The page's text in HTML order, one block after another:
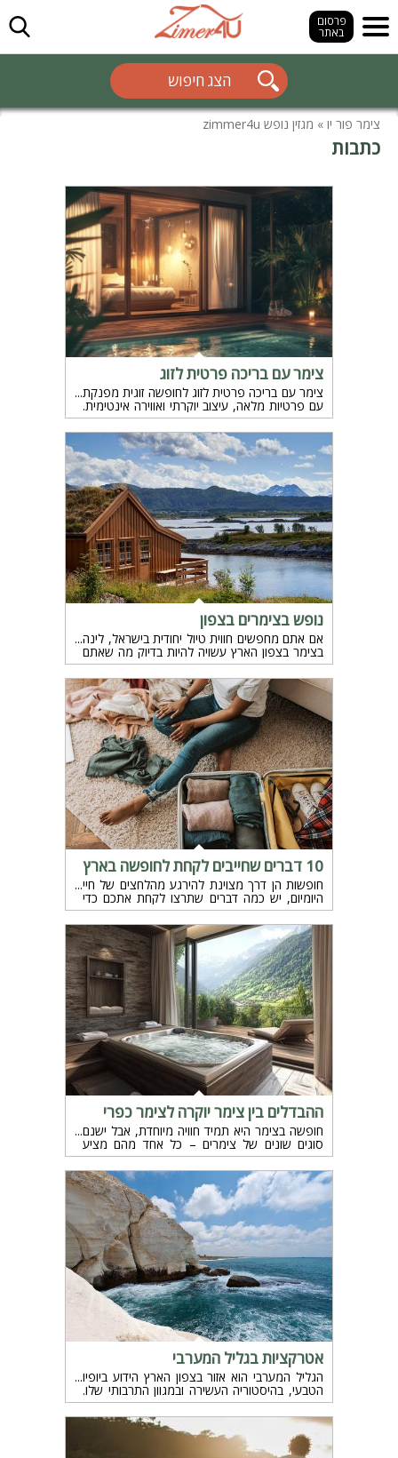
פרסום
באתר
הצג חיפוש
חפש
צימר פור יו » מגזין נופש zimmer4u
כתבות
צימר עם בריכה פרטית לזוג
צימר עם בריכה פרטית לזוג לחופשה זוגית מפנקת
עם פרטיות מלאה, עיצוב יוקרתי ואווירה אינטימית.
הזמן המושלם להתחבר ולברוח מהשגרה.
נופש בצימרים בצפון
אם אתם מחפשים חווית טיול יחודית בישראל, לינה
בצימר בצפון הארץ עשויה להיות בדיוק מה שאתם
מחפשים.
10 דברים שחייבים לקחת לחופשה בארץ
חופשות הן דרך מצוינת להירגע מהלחצים של חיי
היומיום, יש כמה דברים שתרצו לקחת אתכם כדי
להבטיח לכם טיול נוח ומהנה. הנה עשרה דברים
שאתם חייבים לקחת לחופשה בארץ..
ההבדלים בין צימר יוקרה לצימר כפרי
חופשה בצימר היא תמיד חוויה מיוחדת, אבל ישנם
סוגים שונים של צימרים – כל אחד מהם מציע
חוויה שונה, מה שיכול להשפיע על הבחירה שלכם
בהתאם להעדפות האישיות ולצורכי החופשה. האם
אתם מחפשים חופשה רומנטית ונעימה עם נגיעות
של יוקרה, או שאתם מעדיפים להתחבר יותר לטבע
ולהרגיש את החיבור הכפרי האותנטי? הבדל חשוב
נוסף בין הצימרים הוא כמובן המחיר, המיקום,
והשירותים שמוצעים. אז מה מתאים לכם יותר –
צימר יוקרה או צימר כפרי? בואו נבחן את ההבדלים
ונסייע לכם להחליט.
אטרקציות בגליל המערבי
הגליל המערבי הוא אזור בצפון הארץ הידוע ביופיו
הטבעי, בהיסטוריה העשירה ובמגוון התרבותי שלו.
במאמר זה נדגיש כמה מהאטרקציות המובילות
בגליל המערבי.